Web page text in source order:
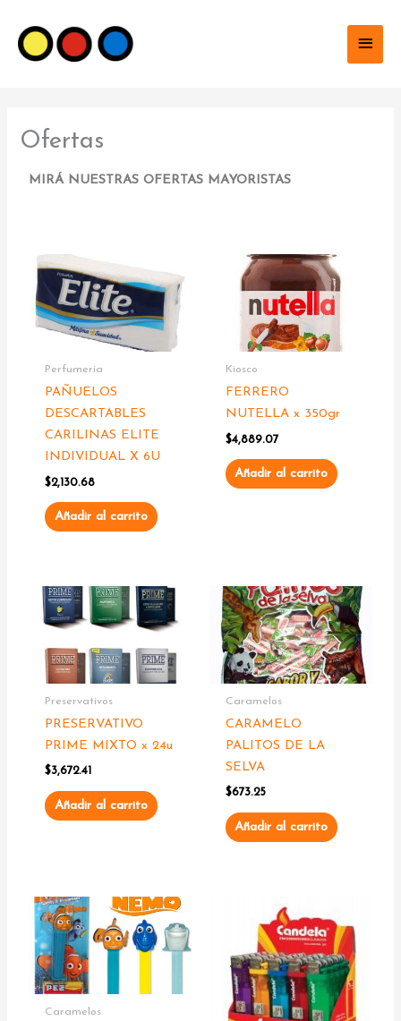
contenido
Ofertas
MIRÁ NUESTRAS OFERTAS MAYORISTAS
Perfumeria
PAÑUELOS
DESCARTABLES
CARILINAS ELITE
INDIVIDUAL X 6U
$2,130.68
Añadir al carrito
Kiosco
FERRERO
NUTELLA x 350gr
$4,889.07
Añadir al carrito
Preservativos
PRESERVATIVO
PRIME MIXTO x 24u
$3,672.41
Añadir al carrito
Caramelos
CARAMELO
PALITOS DE LA
SELVA
$673.25
Añadir al carrito
Caramelos